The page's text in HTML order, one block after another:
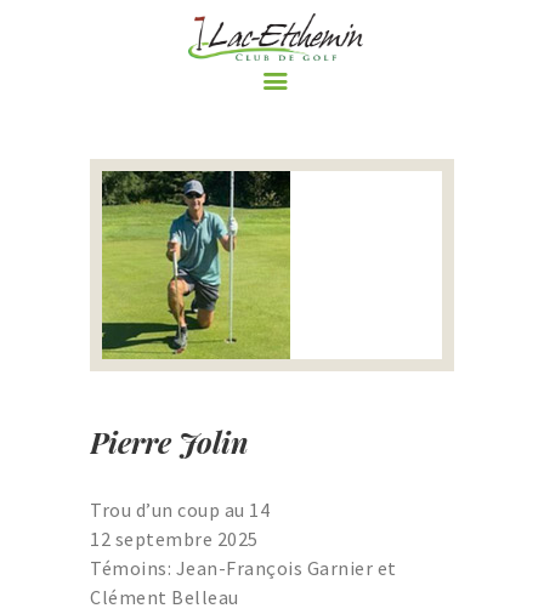
LE CLUB DE GOLF
PARCOURS
RÈGLEMENTS ET
POLITIQUES DU CLUB DE
GOLF DE LAC-ETCHEMIN
TARIFS
ÉVÈNEMENTS
LE BLOGUE DU CLUB DE
GOLF LAC-ETCHEMIN
TROU D’UN COUP
Pierre Jolin
Trou d’un coup au 14
12 septembre 2025
Témoins: Jean-François Garnier et
Clément Belleau